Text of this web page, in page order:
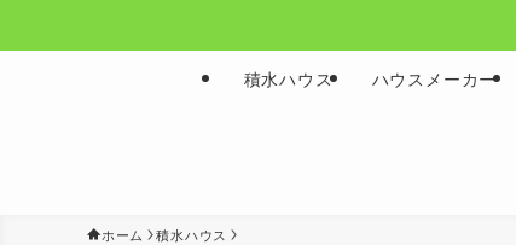
積水ハウス ハウスメーカー
ホーム 積水ハウス